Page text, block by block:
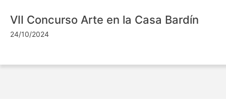
VII Concurso Arte en la Casa Bardín
24/10/2024